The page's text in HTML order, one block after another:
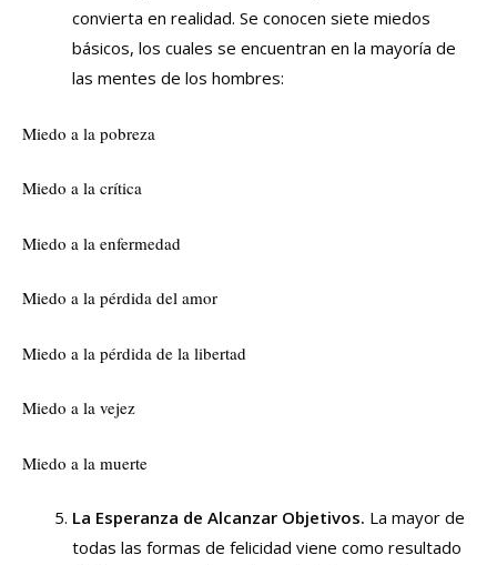
convierta en realidad. Se conocen siete miedos
básicos, los cuales se encuentran en la mayoría de
las mentes de los hombres:
Miedo a la pobreza
Miedo a la crítica
Miedo a la enfermedad
Miedo a la pérdida del amor
Miedo a la pérdida de la libertad
Miedo a la vejez
Miedo a la muerte
La Esperanza de Alcanzar Objetivos. La mayor de
todas las formas de felicidad viene como resultado